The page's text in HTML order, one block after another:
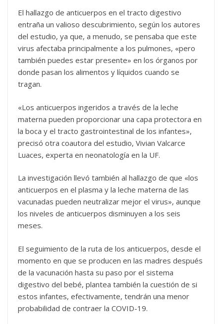
El hallazgo de anticuerpos en el tracto digestivo
entraña un valioso descubrimiento, según los autores
del estudio, ya que, a menudo, se pensaba que este
virus afectaba principalmente a los pulmones, «pero
también puedes estar presente» en los órganos por
donde pasan los alimentos y líquidos cuando se
tragan.
«Los anticuerpos ingeridos a través de la leche
materna pueden proporcionar una capa protectora en
la boca y el tracto gastrointestinal de los infantes»,
precisó otra coautora del estudio, Vivian Valcarce
Luaces, experta en neonatología en la UF.
La investigación llevó también al hallazgo de que «los
anticuerpos en el plasma y la leche materna de las
vacunadas pueden neutralizar mejor el virus», aunque
los niveles de anticuerpos disminuyen a los seis
meses.
El seguimiento de la ruta de los anticuerpos, desde el
momento en que se producen en las madres después
de la vacunación hasta su paso por el sistema
digestivo del bebé, plantea también la cuestión de si
estos infantes, efectivamente, tendrán una menor
probabilidad de contraer la COVID-19.